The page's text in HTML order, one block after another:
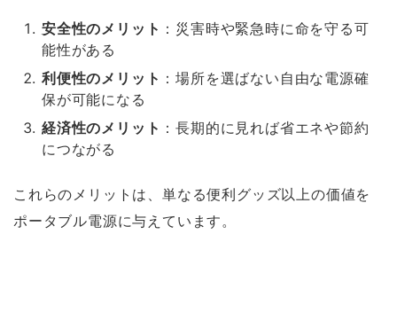
安全性のメリット ：災害時や緊急時に命を守る可
能性がある
利便性のメリット ：場所を選ばない自由な電源確
保が可能になる
経済性のメリット ：長期的に見れば省エネや節約
につながる
これらのメリットは、単なる便利グッズ以上の価値を
ポータブル電源に与えています。